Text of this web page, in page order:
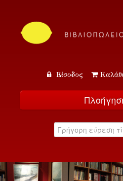
Είσοδος
Κατάλογος
Εκδηλώσεις